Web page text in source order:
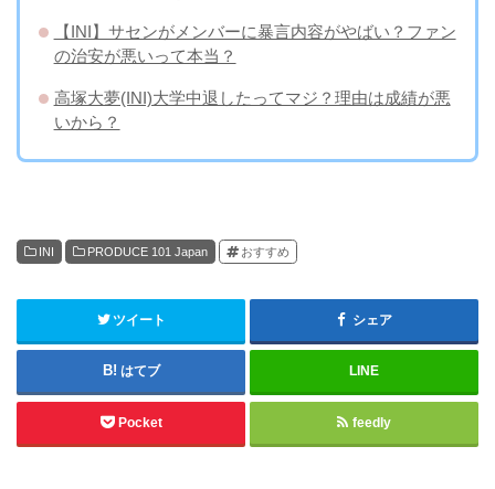
【INI】サセンがメンバーに暴言内容がやばい？ファン
の治安が悪いって本当？
高塚大夢(INI)大学中退したってマジ？理由は成績が悪
いから？
INI PRODUCE 101 Japan おすすめ
ツイート シェア
はてブ LINE
Pocket feedly